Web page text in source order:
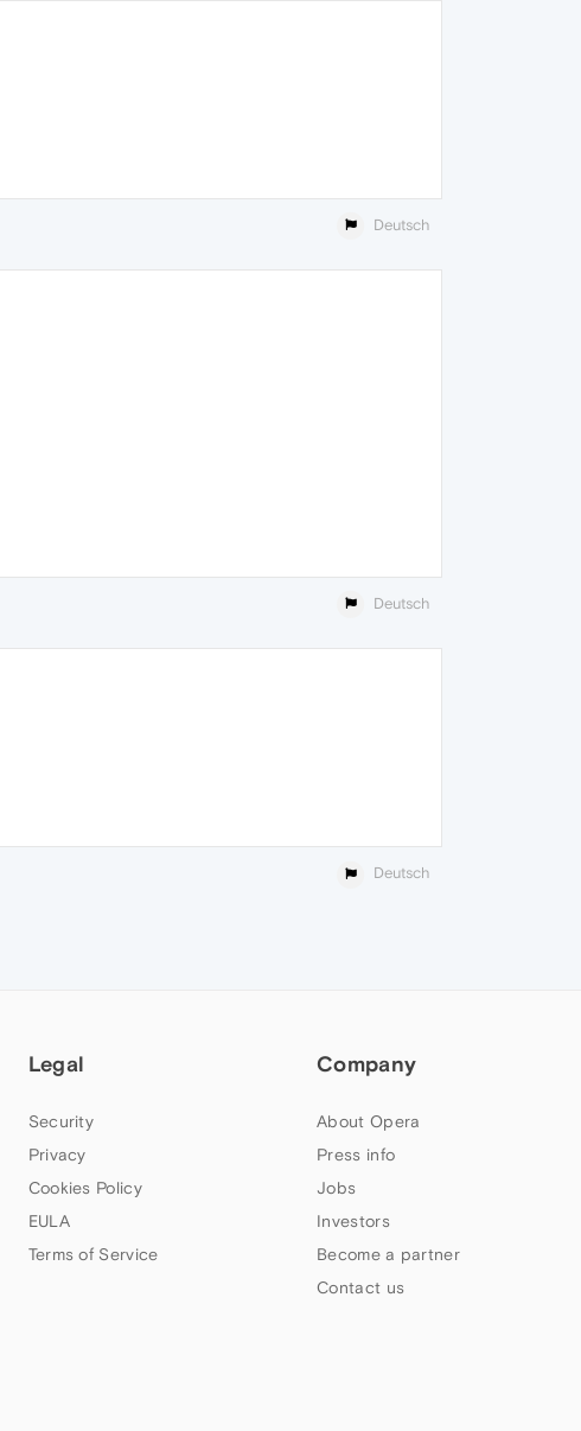
Deutsch
Deutsch
Deutsch
Legal
Security
Privacy
Cookies Policy
EULA
Terms of Service
Company
About Opera
Press info
Jobs
Investors
Become a partner
Contact us